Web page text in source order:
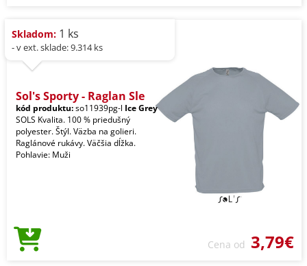
Skladom: 1 ks
- v ext. sklade: 9.314 ks
Sol's Sporty - Raglan Sle
kód produktu:so11939pg-l Ice Grey
SOLS Kvalita. 100 % priedušný
polyester. Štýl. Väzba na golieri.
Raglánové rukávy. Väčšia dĺžka.
Pohlavie: Muži
Cena od 3,79€